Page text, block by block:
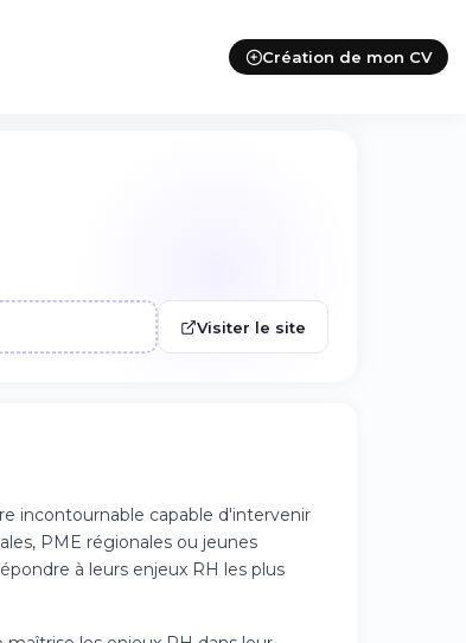
Création de mon CV
Visiter le site
incontournable capable d'intervenir
PME régionales ou jeunes
à leurs enjeux RH les plus